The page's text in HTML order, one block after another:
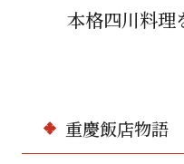
本格四川料理
重慶飯店物語